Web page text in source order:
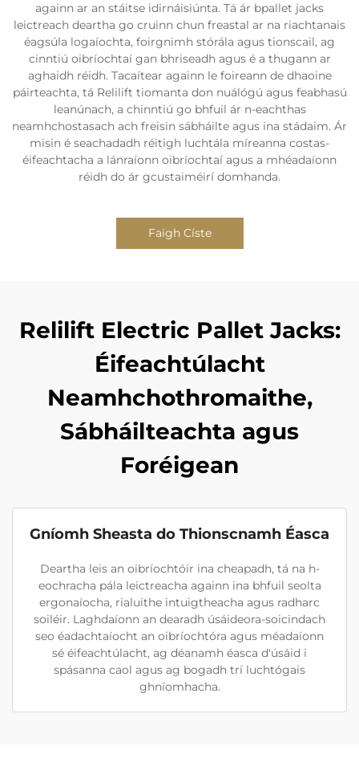
againn ar an stáitse idirnáisiúnta. Tá ár bpallet jacks
leictreach deartha go cruinn chun freastal ar na riachtanais
éagsúla logaíochta, foirgnimh stórála agus tionscail, ag
cinntiú oibríochtaí gan bhriseadh agus é a thugann ar
aghaidh réidh. Tacaítear againn le foireann de dhaoine
páirteachta, tá Relilift tiomanta don nuálógú agus feabhasú
leanúnach, a chinntiú go bhfuil ár n-eachthas
neamhchostasach ach freisin sábháilte agus ina stádaim. Ár
misin é seachadadh réitigh luchtála míreanna costas-
éifeachtacha a lánraíonn oibríochtaí agus a mhéadaíonn
réidh do ár gcustaiméirí domhanda.
Faigh Císte
Relilift Electric Pallet Jacks:
Éifeachtúlacht
Neamhchothromaithe,
Sábháilteachta agus
Foréigean
Gníomh Sheasta do Thionscnamh Éasca
Deartha leis an oibríochtóir ina cheapadh, tá na h-
eochracha pála leictreacha againn ina bhfuil seolta
ergonaíocha, rialuithe intuigtheacha agus radharc
soiléir. Laghdaíonn an dearadh úsáideora-soicindach
seo éadachtaíocht an oibríochtóra agus méadaíonn
sé éifeachtúlacht, ag déanamh éasca d'úsáid i
spásanna caol agus ag bogadh trí luchtógais
ghníomhacha.